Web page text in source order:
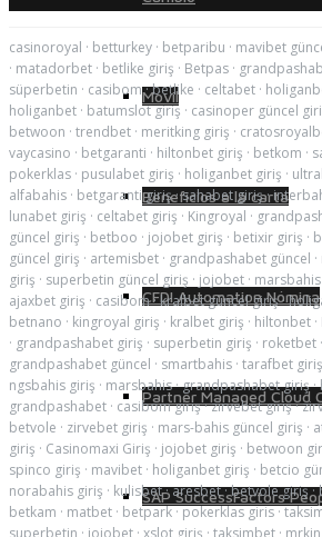
Móvil
Beneficios a la carta
CFDI Automation Nómina
Partner Managed Cloud
SAP SuccessFactors
casinoroyal · betturkey · betparibu · mavibet
· matadorbet · betlike giriş · Betpas ·
süperbetin · casibom·betlike · celtabet ·
holiganbet · batumslot giriş · casinoper güncel
betwoon · trendbet · meritking giriş ·
vaycasino · betgaranti · hiltonbet giriş · betkom ·
pokerklas · pusulabet giriş · holiganbet giriş ·
alfabahis · betgaranti giriş·sahabet giriş·
lunabet giriş · celtabet giriş · Kingroyal ·
güncel giriş · betboo · jojobet giriş · betixir giriş ·
güncel giriş · artemisbet · grandpashabet güncel ·
giriş · superbetin güncel giriş · jojobet ·
ajaxbet giriş · casibom·kralbet güncel giriş·
betnano · kingroyal giriş · kralbet giriş · hiltonbet ·
· grandpashabet giriş · superbetin giriş · roketbet ·
grandpashabet güncel · smartbahis · tarafbet giriş
ngsbahis giriş · marsbahis·grandpashabet giriş·
grandpashabet · casibom giriş·zirvebet giriş·
betvole · zirvebet giriş · mars-bahis güncel giriş ·
giriş · Casinomaxi Giriş · jojobet giriş · betwoon
spinco giriş · mavibet · holiganbet giriş · betcio
norabahis giriş · kulisbet·aresbet·betvole giriş·
betkam · matbet · betpark·pokerklas giris·
superbetin · jojobet · xslot giriş · taksimbet ·